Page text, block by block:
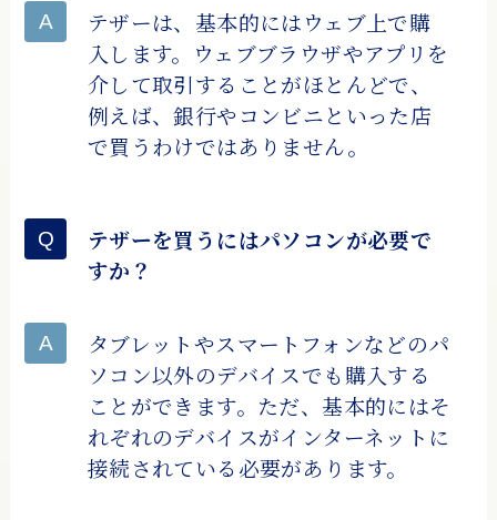
テザーは、基本的にはウェブ上で購
入します。ウェブブラウザやアプリを
介して取引することがほとんどで、
例えば、銀行やコンビニといった店
で買うわけではありません。
テザーを買うにはパソコンが必要で
すか？
タブレットやスマートフォンなどのパ
ソコン以外のデバイスでも購入する
ことができます。ただ、基本的にはそ
れぞれのデバイスがインターネットに
接続されている必要があります。